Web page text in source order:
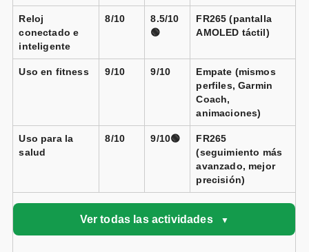
Reloj
conectado e
inteligente
8/10
8.5/10
🟢
FR265 (pantalla
AMOLED táctil)
Uso en fitness 9/10 9/10
Empate (mismos
perfiles, Garmin
Coach,
animaciones)
Uso para la
salud
8/10 9/10🟢
FR265
(seguimiento más
avanzado, mejor
precisión)
Ver todas las actividades